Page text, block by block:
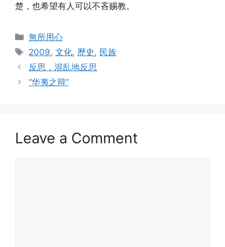
楚，也希望有人可以不吝赐教。
Categories
無所用心
Tags
2009,文化, 歷史 , 民族
反思，混乱地反思
“华夷之辩”
Leave a Comment